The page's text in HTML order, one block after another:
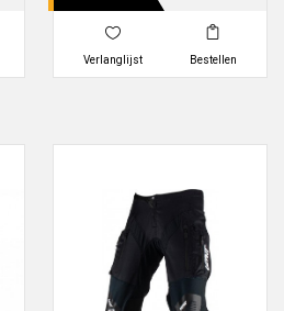
Verlanglijst Bestellen